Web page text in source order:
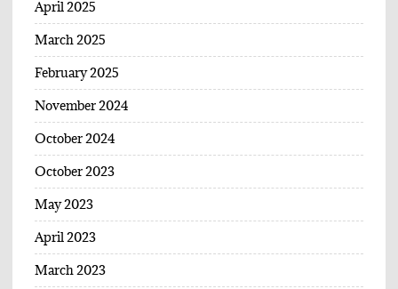
April 2025
March 2025
February 2025
November 2024
October 2024
October 2023
May 2023
April 2023
March 2023